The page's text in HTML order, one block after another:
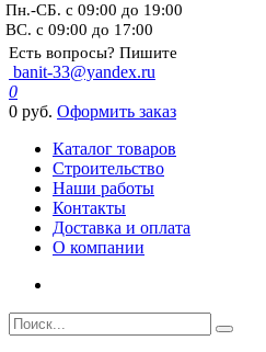
Пн.-СБ. с 09:00 до 19:00
ВС. с 09:00 до 17:00
Есть вопросы? Пишите
banit-33@yandex.ru
0
0 руб. Оформить заказ
Каталог товаров
Строительство
Наши работы
Контакты
Доставка и оплата
О компании